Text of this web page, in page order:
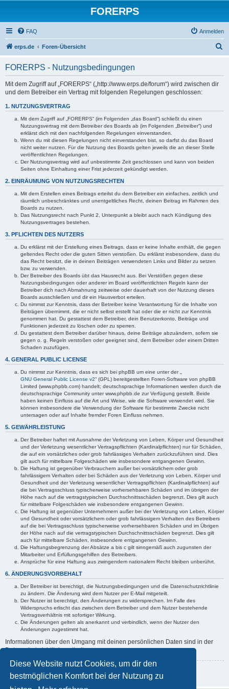
Diese Website nutzt Cookies, um dir den
bestmöglichen Komfort bei der Nutzung zu
FORERPS
FAQ Anmelden
erps.de Foren-Übersicht
FORERPS - Nutzungsbedingungen
Mit dem Zugriff auf „FORERPS“ („http://www.erps.de/forum“) wird zwischen dir
und dem Betreiber ein Vertrag mit folgenden Regelungen geschlossen:
1. NUTZUNGSVERTRAG
Mit dem Zugriff auf „FORERPS“ (im Folgenden „das Board“) schließt du einen
Nutzungsvertrag mit dem Betreiber des Boards ab (im Folgenden „Betreiber“) und
erklärst dich mit den nachfolgenden Regelungen einverstanden.
Wenn du mit diesen Regelungen nicht einverstanden bist, so darfst du das Board
nicht weiter nutzen. Für die Nutzung des Boards gelten jeweils die an dieser Stelle
veröffentlichten Regelungen.
Der Nutzungsvertrag wird auf unbestimmte Zeit geschlossen und kann von beiden
Seiten ohne Einhaltung einer Frist jederzeit gekündigt werden.
2. EINRÄUMUNG VON NUTZUNGSRECHTEN
Mit dem Erstellen eines Beitrags erteilst du dem Betreiber ein einfaches, zeitlich und
räumlich unbeschränktes und unentgeltliches Recht, deinen Beitrag im Rahmen des
Boards zu nutzen.
Das Nutzungsrecht nach Punkt 2, Unterpunkt a bleibt auch nach Kündigung des
Nutzungsvertrages bestehen.
3. PFLICHTEN DES NUTZERS
Du erklärst mit der Erstellung eines Beitrags, dass er keine Inhalte enthält, die gegen
geltendes Recht oder die guten Sitten verstoßen. Du erklärst insbesondere, dass du
das Recht besitzt, die in deinen Beiträgen verwendeten Links und Bilder zu setzen
bzw. zu verwenden.
Der Betreiber des Boards übt das Hausrecht aus. Bei Verstößen gegen diese
Nutzungsbedingungen oder anderer im Board veröffentlichten Regeln kann der
Betreiber dich nach Abmahnung zeitweise oder dauerhaft von der Nutzung dieses
Boards ausschließen und dir ein Hausverbot erteilen.
Du nimmst zur Kenntnis, dass der Betreiber keine Verantwortung für die Inhalte von
Beiträgen übernimmt, die er nicht selbst erstellt hat oder die er nicht zur Kenntnis
genommen hat. Du gestattest dem Betreiber, dein Benutzerkonto, Beiträge und
Funktionen jederzeit zu löschen oder zu sperren.
Du gestattest dem Betreiber darüber hinaus, deine Beiträge abzuändern, sofern sie
gegen o. g. Regeln verstoßen oder geeignet sind, dem Betreiber oder einem Dritten
Schaden zuzufügen.
4. GENERAL PUBLIC LICENSE
Du nimmst zur Kenntnis, dass es sich bei phpBB um eine unter der „
GNU General Public License v2“ (GPL) bereitgestellten Foren-Software von phpBB
Limited (www.phpbb.com) handelt; deutschsprachige Informationen werden durch die
deutschsprachige Community unter www.phpbb.de zur Verfügung gestellt. Beide
haben keinen Einfluss auf die Art und Weise, wie die Software verwendet wird. Sie
können insbesondere die Verwendung der Software für bestimmte Zwecke nicht
untersagen oder auf Inhalte fremder Foren Einfluss nehmen.
5. GEWÄHRLEISTUNG
Der Betreiber haftet mit Ausnahme der Verletzung von Leben, Körper und Gesundheit
und der Verletzung wesentlicher Vertragspflichten (Kardinalpflichten) nur für Schäden,
die auf ein vorsätzliches oder grob fahrlässiges Verhalten zurückzuführen sind. Dies
gilt auch für mittelbare Folgeschäden wie insbesondere entgangenen Gewinn.
Die Haftung ist gegenüber Verbrauchern außer bei vorsätzlichem oder grob
fahrlässigem Verhalten oder bei Schäden aus der Verletzung von Leben, Körper und
Gesundheit und der Verletzung wesentlicher Vertragspflichten (Kardinalpflichten) auf
die bei Vertragsschluss typischerweise vorhersehbaren Schäden und im übrigen der
Höhe nach auf die vertragstypischen Durchschnittsschäden begrenzt. Dies gilt auch
für mittelbare Folgeschäden wie insbesondere entgangenen Gewinn.
Die Haftung ist gegenüber Unternehmern außer bei der Verletzung von Leben, Körper
und Gesundheit oder vorsätzlichem oder grob fahrlässigem Verhalten des Betreibers
auf die bei Vertragsschluss typischerweise vorhersehbaren Schäden und im Übrigen
der Höhe nach auf die vertragstypischen Durchschnittsschäden begrenzt. Dies gilt
auch für mittelbare Schäden, insbesondere entgangenen Gewinn.
Die Haftungsbegrenzung der Absätze a bis c gilt sinngemäß auch zugunsten der
Mitarbeiter und Erfüllungsgehilfen des Betreibers.
Ansprüche für eine Haftung aus zwingendem nationalem Recht bleiben unberührt.
6. ÄNDERUNGSVORBEHALT
Der Betreiber ist berechtigt, die Nutzungsbedingungen und die Datenschutzrichtlinie
zu ändern. Die Änderung wird dem Nutzer per E-Mail mitgeteilt.
Der Nutzer ist berechtigt, den Änderungen zu widersprechen. Im Falle des
Widerspruchs erlischt das zwischen dem Betreiber und dem Nutzer bestehende
Vertragsverhältnis mit sofortiger Wirkung.
Die Änderungen gelten als anerkannt und verbindlich, wenn der Nutzer den
Änderungen zugestimmt hat.
Informationen über den Umgang mit deinen persönlichen Daten sind in der
Datenschutzrichtlinie enthalten.
Zurück zur vorherigen Seite